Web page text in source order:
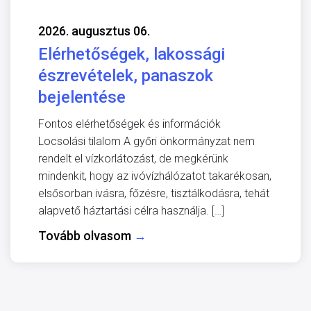
2026. augusztus 06.
Elérhetőségek, lakossági
észrevételek, panaszok
bejelentése
Fontos elérhetőségek és információk
Locsolási tilalom A győri önkormányzat nem
rendelt el vízkorlátozást, de megkérünk
mindenkit, hogy az ivóvízhálózatot takarékosan,
elsősorban ivásra, főzésre, tisztálkodásra, tehát
alapvető háztartási célra használja. […]
Tovább olvasom →